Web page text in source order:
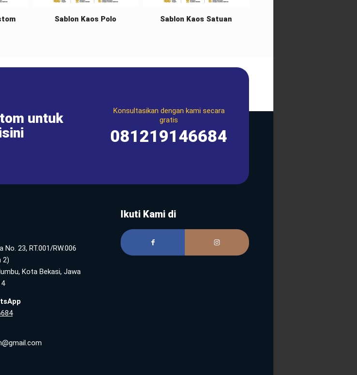
Sablon Kaos Polo Sablon Kaos Satuan
untuk
Konsultasikan dengan kami secara
gratis
081219146684
No. 23, RT.001/RW.006
2)
Kota Bekasi, Jawa
Ikuti Kami di